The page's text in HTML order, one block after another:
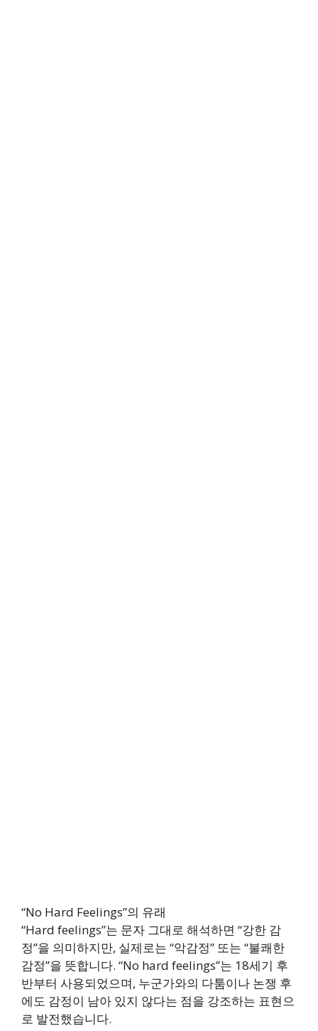
“No Hard Feelings”의 유래
“Hard feelings”는 문자 그대로 해석하면 “강한 감
정”을 의미하지만, 실제로는 “악감정” 또는 “불쾌한
감정”을 뜻합니다. “No hard feelings”는 18세기 후
반부터 사용되었으며, 누군가와의 다툼이나 논쟁 후
에도 감정이 남아 있지 않다는 점을 강조하는 표현으
로 발전했습니다.